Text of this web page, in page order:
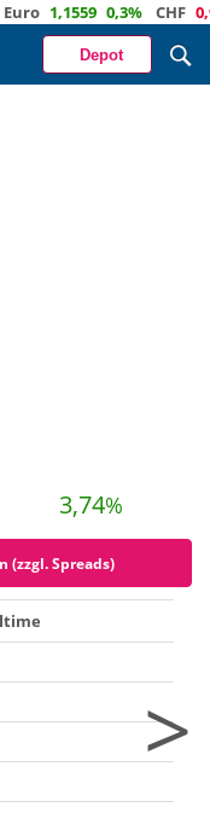
1,1559 0,3% CHF 0,9344
Depot
3,74%
(zzgl. Spreads)
>